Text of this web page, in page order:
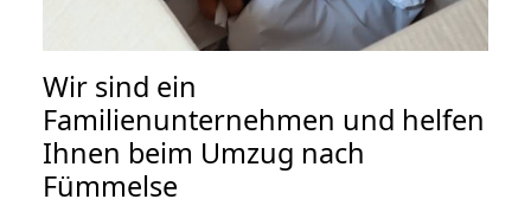
Wir sind ein
Familienunternehmen und helfen
Ihnen beim Umzug nach
Fümmelse